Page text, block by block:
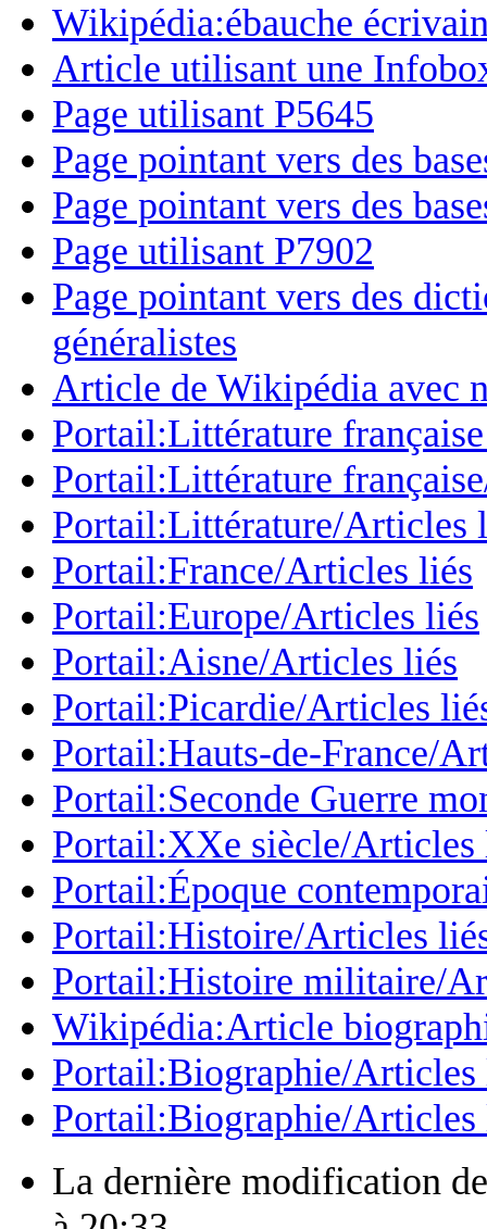
Wikipédia:ébauche
Article utilisant une
Page utilisant P5645
Page pointant vers des
Page pointant vers des
Page utilisant P7902
Page pointant vers des
généralistes
Article de Wikipédia avec
Portail:Littérature
Portail:Littérature
Portail:Littérature/Articles
Portail:France/Articles liés
Portail:Europe/Articles liés
Portail:Aisne/Articles liés
Portail:Picardie/Articles
Portail:Hauts-de-France/
Portail:Seconde Guerre
Portail:XXe siècle/Articles
Portail:Époque
Portail:Histoire/Articles
Portail:Histoire militaire/
Wikipédia:Article
Portail:Biographie/Articles
Portail:Biographie/Articles
La dernière modification